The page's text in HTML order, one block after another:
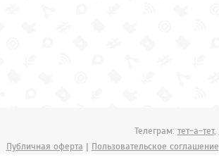
Телеграм: тет-а-тет,
Публичная оферта | Пользовательское соглашение